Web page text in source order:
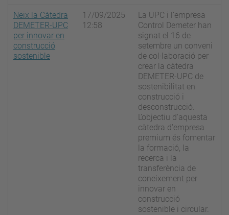
Neix la Càtedra
DEMETER-UPC
per innovar en
construcció
sostenible
17/09/2025
12:58
La UPC i l’empresa
Control Demeter han
signat el 16 de
setembre un conveni
de col·laboració per
crear la càtedra
DEMETER-UPC de
sostenibilitat en
construcció i
desconstrucció.
L’objectiu d'aquesta
càtedra d'empresa
premium és fomentar
la formació, la
recerca i la
transferència de
coneixement per
innovar en
construcció
sostenible i circular.